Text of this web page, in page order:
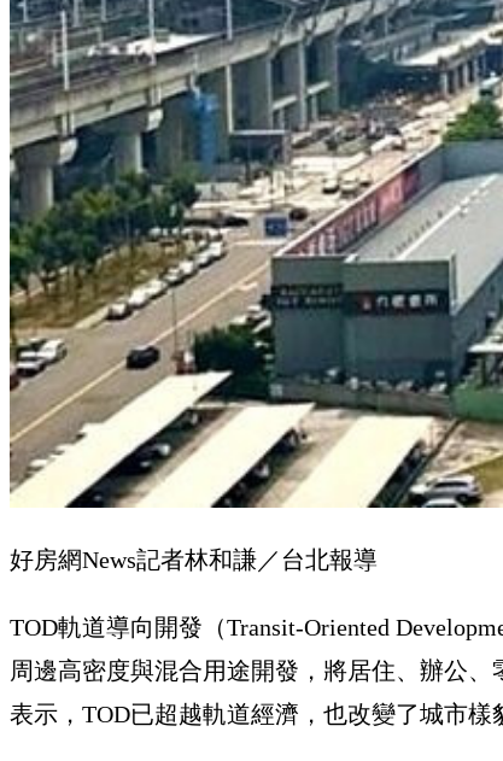
好房網News記者林和謙／台北報導
TOD軌道導向開發（Transit-Oriented
周邊高密度與混合用途開發，將居住、辦公
表示，TOD已超越軌道經濟，也改變了城市樣